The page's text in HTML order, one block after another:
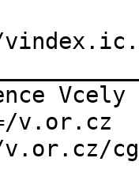
Vcely
v.or.cz